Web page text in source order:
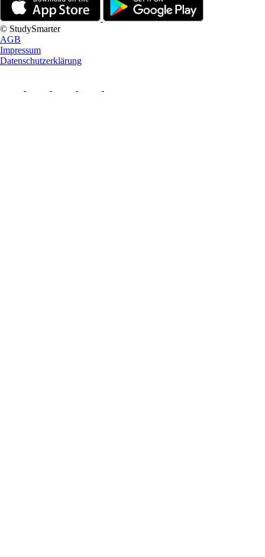
© StudySmarter
AGB
Impressum
Datenschutzerklärung